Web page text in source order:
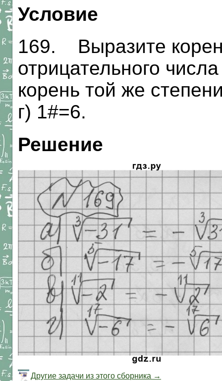
Условие
169. Выразите
отрицательного
корень той же
г) 1#=6.
Решение
Другие задачи из этого сборника →